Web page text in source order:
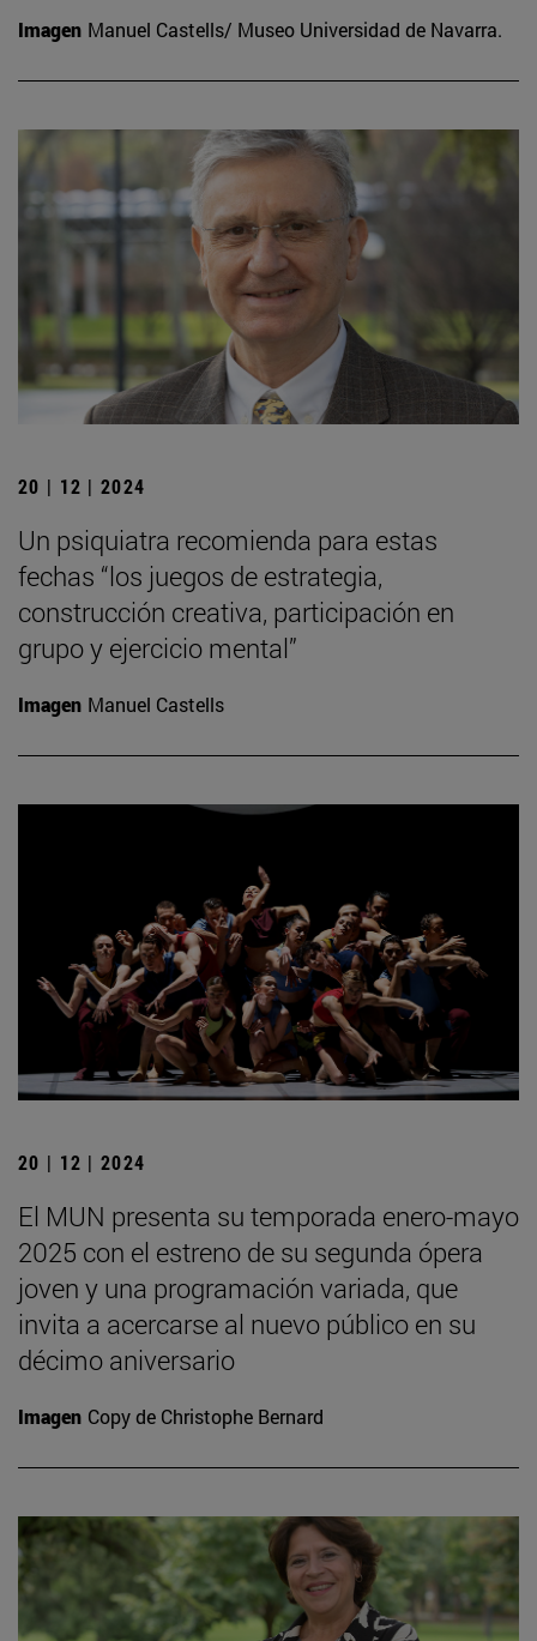
Imagen Manuel Castells/ Museo Universidad de Navarra.
20 | 12 | 2024
Un psiquiatra recomienda para estas
fechas “los juegos de estrategia,
construcción creativa, participación en
grupo y ejercicio mental”
Imagen Manuel Castells
20 | 12 | 2024
El MUN presenta su temporada enero-mayo
2025 con el estreno de su segunda ópera
joven y una programación variada, que
invita a acercarse al nuevo público en su
décimo aniversario
Imagen Copy de Christophe Bernard